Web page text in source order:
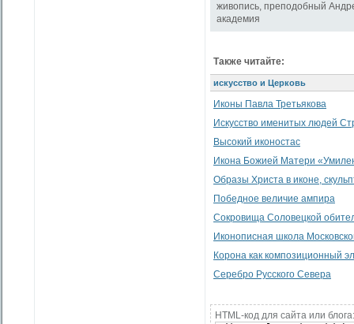
живопись, преподобный
академия
Также читайте:
искусство и Церковь
Иконы Павла Третьякова
Искусство именитых людей
Высокий иконостас
Икона Божией Матери
Образы Христа в иконе,
Победное величие ампира
Сокровища Соловецкой
Иконописная школа
Корона как композиционный
Серебро Русского Севера
HTML-код для сайта или блога: